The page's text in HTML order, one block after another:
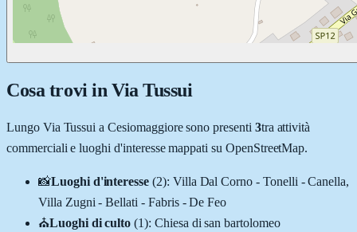
Cosa trovi in Via Tussui
Lungo Via Tussui aCesiomaggioresono presenti 3tra attività
commerciali e luoghi d'interesse mappati su OpenStreetMap.
📸Luoghi d'interesse (2): Villa Dal Corno - Tonelli - Canella,
Villa Zugni - Bellati - Fabris - De Feo
⛪Luoghi di culto (1): Chiesa di san bartolomeo